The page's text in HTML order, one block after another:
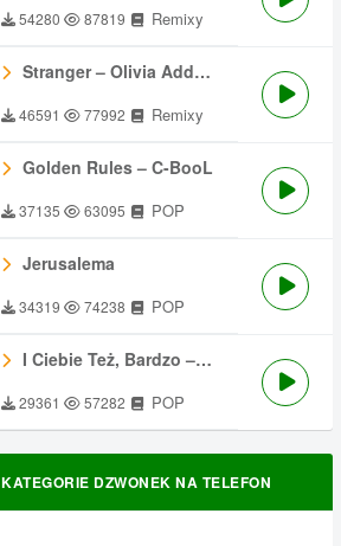
54280 87819 Remixy
Stranger – Olivia Addams
46591 77992 Remixy
Golden Rules – C-BooL
37135 63095 POP
Jerusalema
34319 74238 POP
I Ciebie Też, Bardzo – Męskie Granie
29361 57282 POP
KATEGORIE DZWONEK NA TELEFON